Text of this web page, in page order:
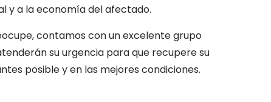
y a la economía del afectado.
contamos con un excelente grupo
su urgencia para que recupere su
posible y en las mejores condiciones.